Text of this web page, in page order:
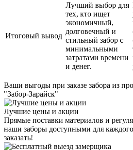
Итоговый вывод
Лучший выбор для
тех, кто ищет
экономичный,
долговечный и
стильный забор с
минимальными
затратами времени
и денег.
Ваши выгоды при заказе забора из
"Забор-Зарайск"
Лучшие цены и акции
Прямые поставки материалов и
наши заборы доступными для
заказать!